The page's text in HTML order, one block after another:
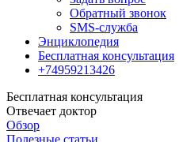
Обратный звонок
SMS-служба
Энциклопедия
Бесплатная консультация
+74959213426
Бесплатная консультация
Отвечает доктор
Обзор
Полезные статьи